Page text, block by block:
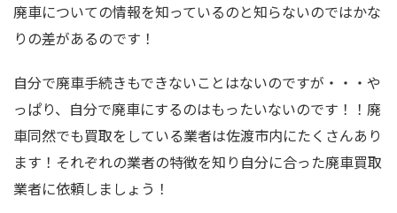
廃車についての情報を知っているのと知らないのではかな
りの差があるのです！
自分で廃車手続きもできないことはないのですが・・・や
っぱり、自分で廃車にするのはもったいないのです！！廃
車同然でも買取をしている業者は佐渡市内にたくさんあり
ます！それぞれの業者の特徴を知り自分に合った廃車買取
業者に依頼しましょう！